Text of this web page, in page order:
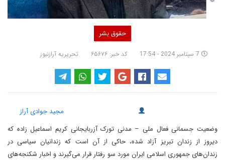
حقوق بشر
7 سپتامبر 2024 - 17:54 کد خبر: ۶۵۶۷۶ تحریریه آرازنیوز
مجید جوادی آراز
وضعیت جسمانی فعال ملی – مدنی تورک آزربایجانی کریم اسماعیل زاده که
دیروز از زندان تبریز آزاد شده، حاکی از آن است که زندانیان سیاسی در
زندان‌های جمهوری اسلامی ایران مورد سو رفتار قرار می‌گیرند و اخبار شکنجه‌های